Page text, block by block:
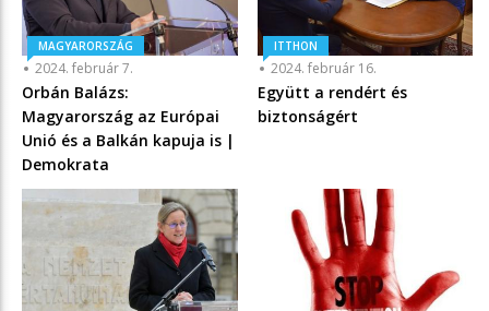
MAGYARORSZÁG
2024. február 7.
Orbán Balázs:
Magyarország az Európai
Unió és a Balkán kapuja is |
Demokrata
ITTHON
2024. február 16.
Együtt a rendért és
biztonságért